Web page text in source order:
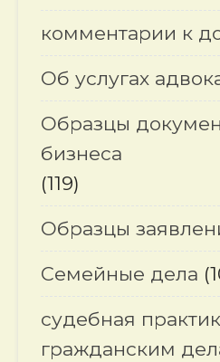
комментарии к
Об услугах
Образцы
бизнеса
(119)
Образцы
Семейные дела
судебная
гражданским